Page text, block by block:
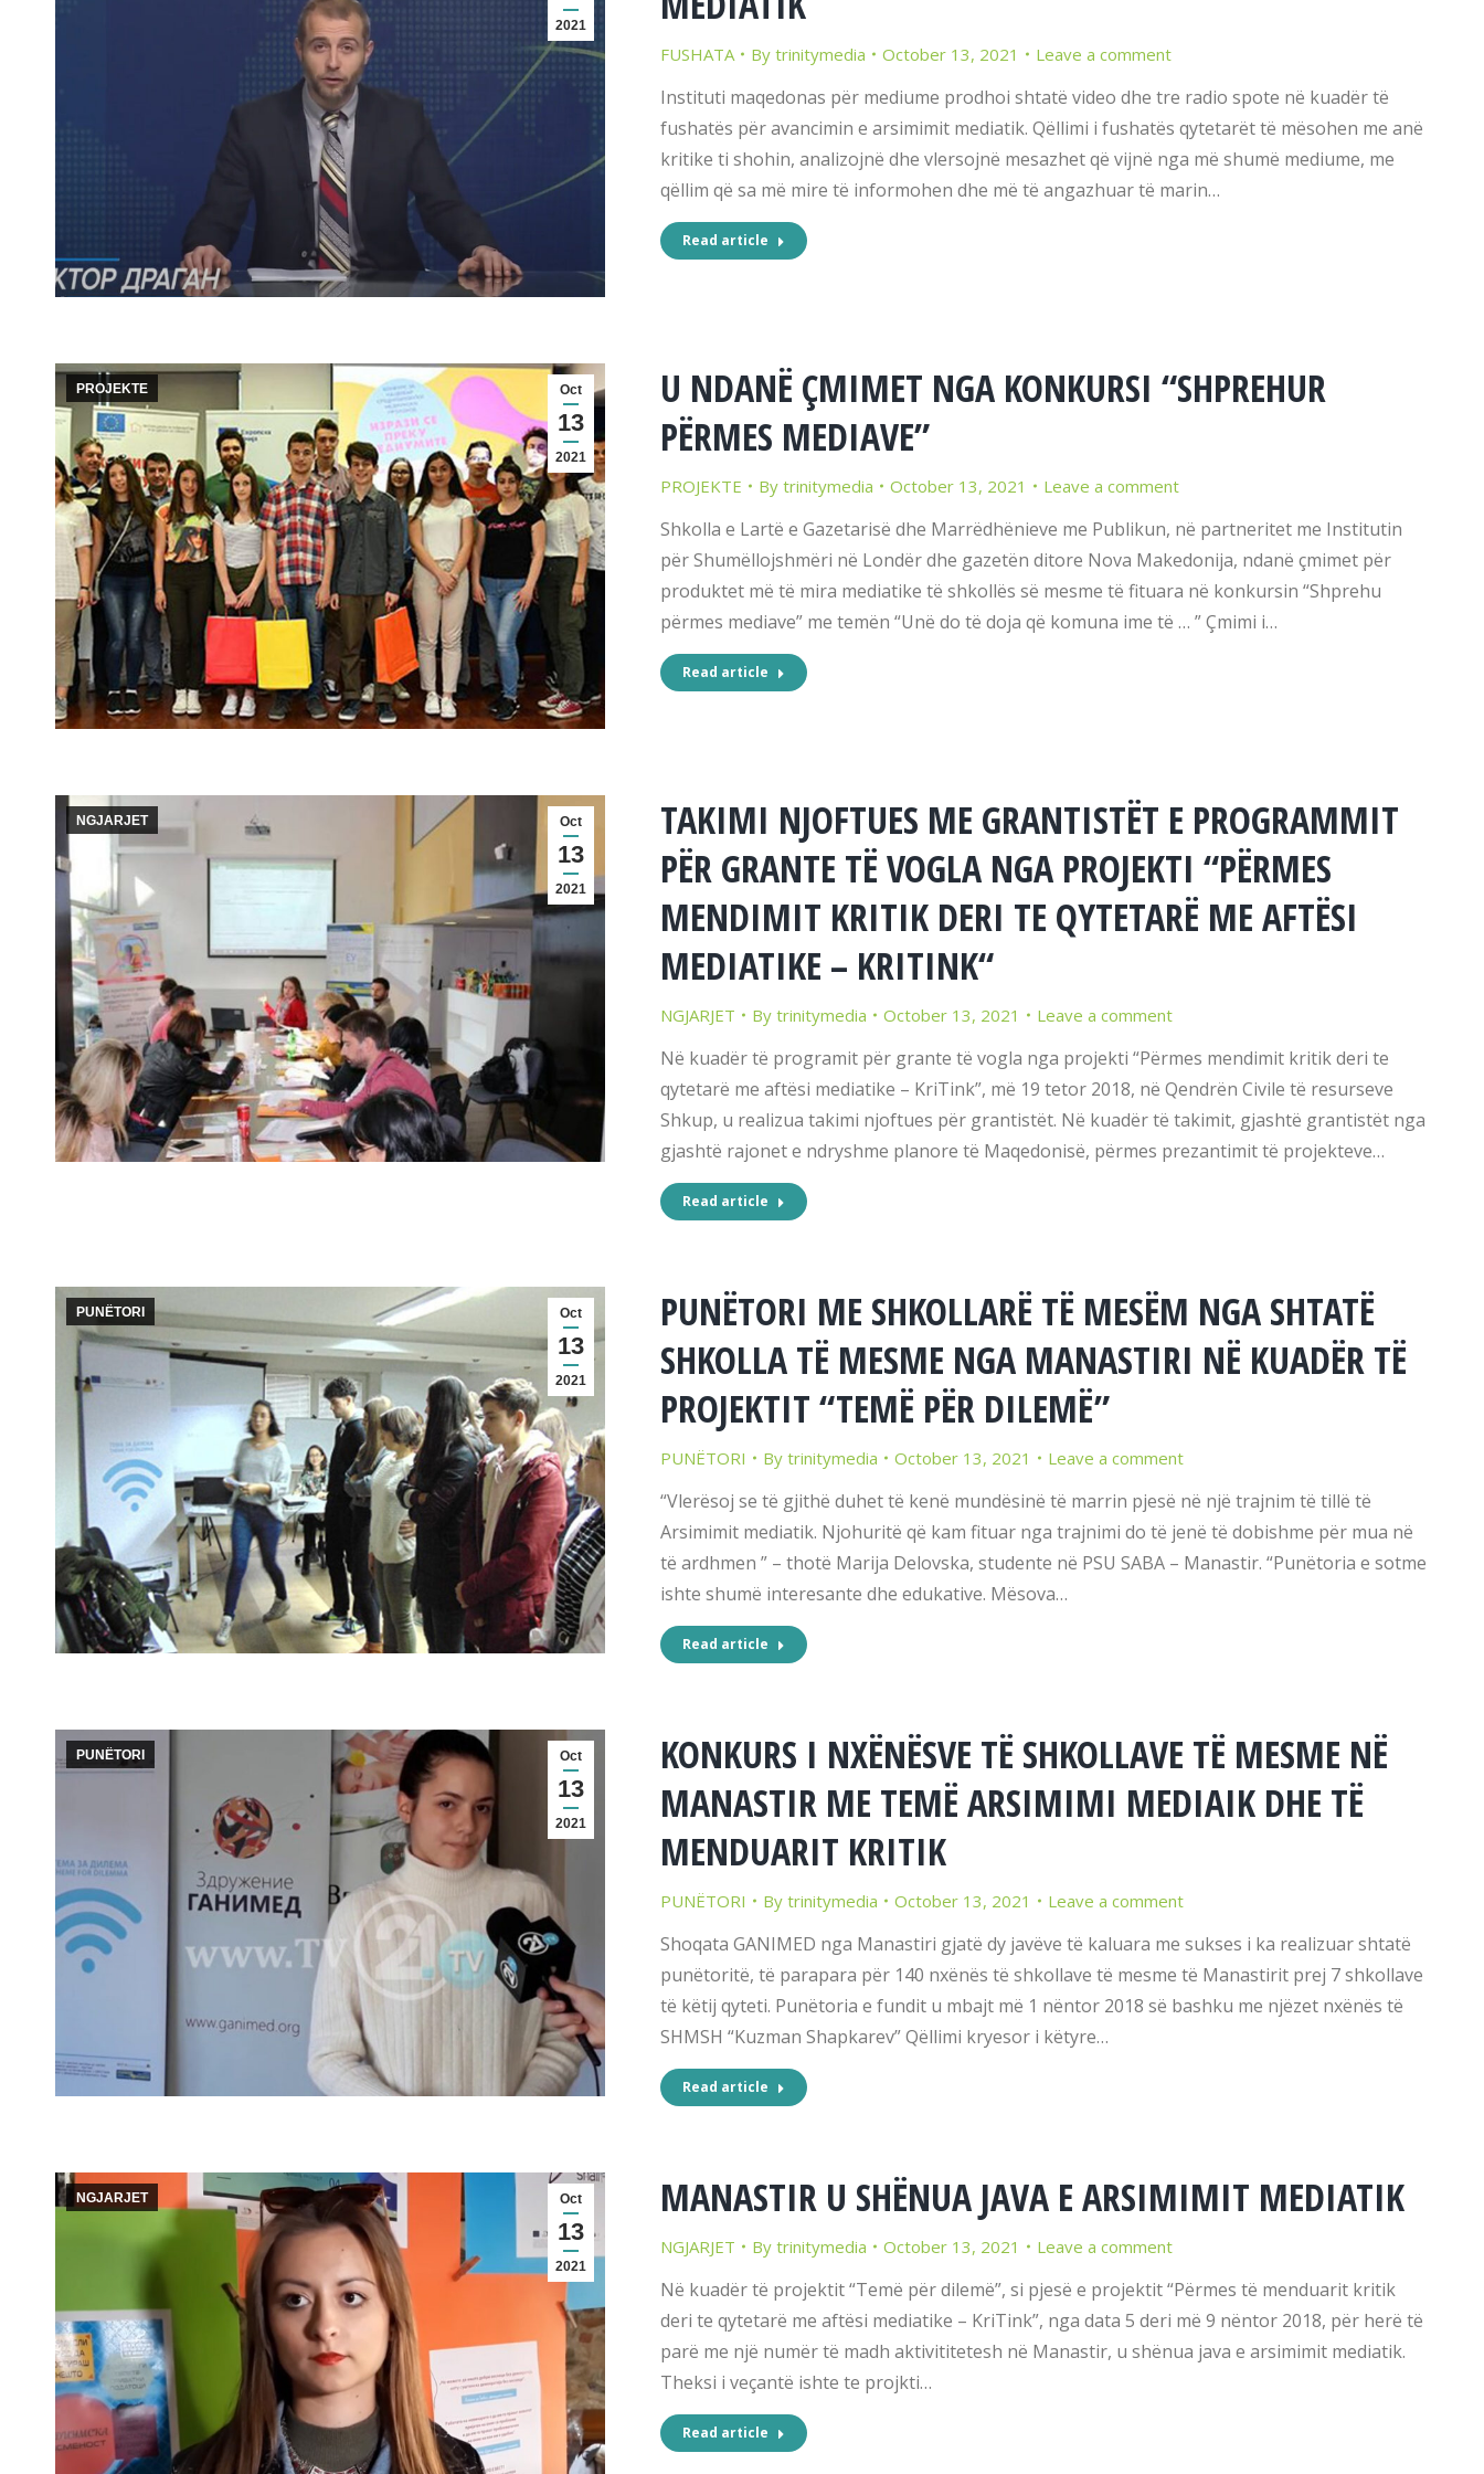
2021
FUSHATA By trinitymedia October 13, 2021 Leave a comment
Instituti maqedonas për mediume prodhoi shtatë video dhe tre radio spote në kuadër të
fushatës për avancimin e arsimimit mediatik. Qëllimi i fushatës qytetarët të mësohen me anë
kritike ti shohin, analizojnë dhe vlersojnë mesazhet që vijnë nga më shumë mediume, me
qëllim që sa më mire të informohen dhe më të angazhuar të marin…
Read article
Oct
13
2021
PROJEKTE
U NDANË ÇMIMET NGA KONKURSI “SHPREHUR
PËRMES MEDIAVE”
PROJEKTE By trinitymedia October 13, 2021 Leave a comment
Shkolla e Lartë e Gazetarisë dhe Marrëdhënieve me Publikun, në partneritet me Institutin
për Shumëllojshmëri në Londër dhe gazetën ditore Nova Makedonija, ndanë çmimet për
produktet më të mira mediatike të shkollës së mesme të fituara në konkursin “Shprehu
përmes mediave” me temën “Unë do të doja që komuna ime të … ” Çmimi i…
Read article
Oct
13
2021
NGJARJET
TAKIMI NJOFTUES ME GRANTISTËT E PROGRAMMIT
PËR GRANTE TË VOGLA NGA PROJEKTI “PËRMES
MENDIMIT KRITIK DERI TE QYTETARË ME AFTËSI
MEDIATIKE – KRITINK“
NGJARJET By trinitymedia October 13, 2021 Leave a comment
Në kuadër të programit për grante të vogla nga projekti “Përmes mendimit kritik deri te
qytetarë me aftësi mediatike – KriTink”, më 19 tetor 2018, në Qendrën Civile të resurseve
Shkup, u realizua takimi njoftues për grantistët. Në kuadër të takimit, gjashtë grantistët nga
gjashtë rajonet e ndryshme planore të Maqedonisë, përmes prezantimit të projekteve…
Read article
Oct
13
2021
PUNËTORI
PUNËTORI ME SHKOLLARË TË MESËM NGA SHTATË
SHKOLLA TË MESME NGA MANASTIRI NË KUADËR TË
PROJEKTIT “TEMË PËR DILEMË”
PUNËTORI By trinitymedia October 13, 2021 Leave a comment
“Vlerësoj se të gjithë duhet të kenë mundësinë të marrin pjesë në një trajnim të tillë të
Arsimimit mediatik. Njohuritë që kam fituar nga trajnimi do të jenë të dobishme për mua në
të ardhmen ” – thotë Marija Delovska, studente në PSU SABA – Manastir. “Punëtoria e sotme
ishte shumë interesante dhe edukative. Mësova…
Read article
Oct
13
2021
PUNËTORI
KONKURS I NXËNËSVE TË SHKOLLAVE TË MESME NË
MANASTIR ME TEMË ARSIMIMI MEDIAIK DHE TË
MENDUARIT KRITIK
PUNËTORI By trinitymedia October 13, 2021 Leave a comment
Shoqata GANIMED nga Manastiri gjatë dy javëve të kaluara me sukses i ka realizuar shtatë
punëtoritë, të parapara për 140 nxënës të shkollave të mesme të Manastirit prej 7 shkollave
të këtij qyteti. Punëtoria e fundit u mbajt më 1 nëntor 2018 së bashku me njëzet nxënës të
SHMSH “Kuzman Shapkarev” Qëllimi kryesor i këtyre…
Read article
Oct
13
2021
NGJARJET MANASTIR U SHËNUA JAVA E ARSIMIMIT MEDIATIK
NGJARJET By trinitymedia October 13, 2021 Leave a comment
Në kuadër të projektit “Temë për dilemë”, si pjesë e projektit “Përmes të menduarit kritik
deri te qytetarë me aftësi mediatike – KriTink”, nga data 5 deri më 9 nëntor 2018, për herë të
parë me një numër të madh aktivititetesh në Manastir, u shënua java e arsimimit mediatik.
Theksi i veçantë ishte te projkti…
Read article